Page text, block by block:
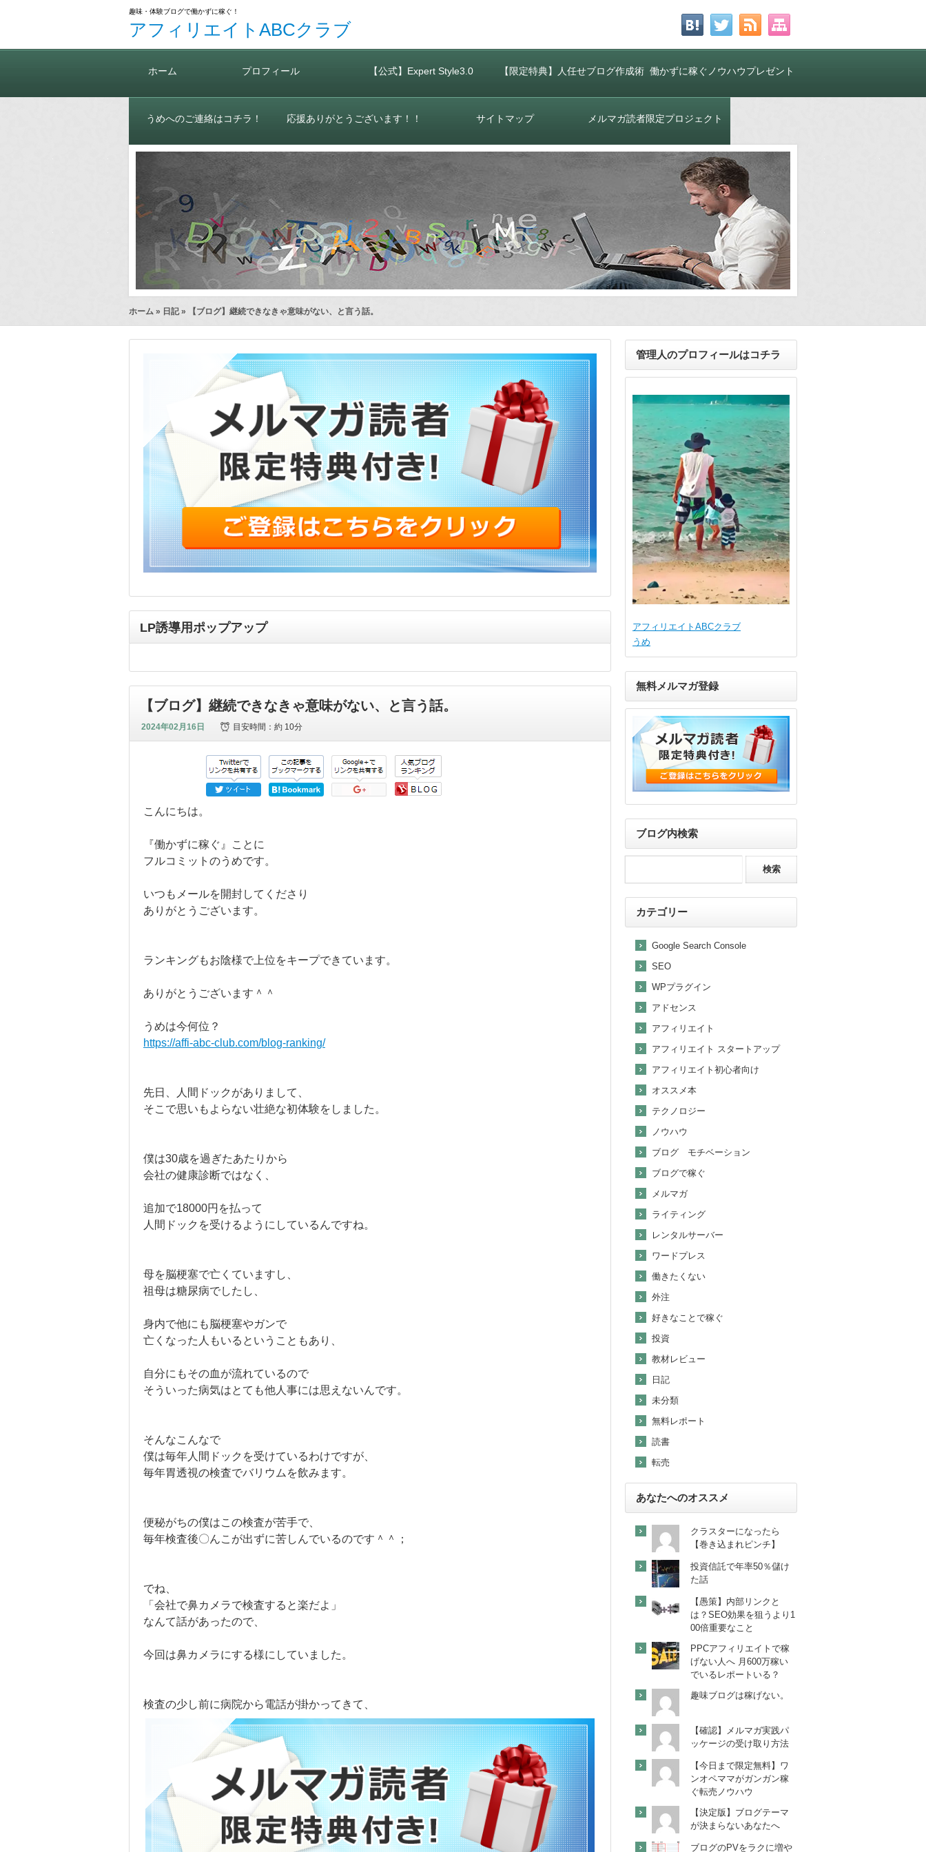
趣味・体験ブログで働かずに稼ぐ！
アフィリエイトABCクラブ
ホーム プロフィール 【公式】Expert Style3.0 【限定特典】人任せブログ作成術 働かずに稼ぐノウハウプレゼント
中！
うめへのご連絡はコチラ！ 応援ありがとうございます！！ サイトマップ メルマガ読者限定プロジェクト
ホーム » 日記» 【ブログ】継続できなきゃ意味がない、と言う話。
LP誘導用ポップアップ
【ブログ】継続できなきゃ意味がない、と言う話。
2024年02月16日 目安時間：約 10分
こんにちは。
『働かずに稼ぐ』ことに
フルコミットのうめです。
いつもメールを開封してくださり
ありがとうございます。
ランキングもお陰様で上位をキープできています。
ありがとうございます＾＾
うめは今何位？
https://affi-abc-club.com/blog-ranking/
先日、人間ドックがありまして、
そこで思いもよらない壮絶な初体験をしました。
僕は30歳を過ぎたあたりから
会社の健康診断ではなく、
追加で18000円を払って
人間ドックを受けるようにしているんですね。
母を脳梗塞で亡くていますし、
祖母は糖尿病でしたし、
身内で他にも脳梗塞やガンで
亡くなった人もいるということもあり、
自分にもその血が流れているので
そういった病気はとても他人事には思えないんです。
そんなこんなで
僕は毎年人間ドックを受けているわけですが、
毎年胃透視の検査でバリウムを飲みます。
便秘がちの僕はこの検査が苦手で、
毎年検査後〇んこが出ずに苦しんでいるのです＾＾；
でね、
「会社で鼻カメラで検査すると楽だよ」
なんて話があったので、
今回は鼻カメラにする様にしていました。
検査の少し前に病院から電話が掛かってきて、
管理人のプロフィールはコチラ
アフィリエイトABCクラブ
うめ
無料メルマガ登録
ブログ内検索
カテゴリー
Google Search Console
SEO
WPプラグイン
アドセンス
アフィリエイト
アフィリエイト スタートアップ
アフィリエイト初心者向け
オススメ本
テクノロジー
ノウハウ
ブログ モチベーション
ブログで稼ぐ
メルマガ
ライティング
レンタルサーバー
ワードプレス
働きたくない
外注
好きなことで稼ぐ
投資
教材レビュー
日記
未分類
無料レポート
読書
転売
あなたへのオススメ
クラスターになったら
【巻き込まれピンチ】
投資信託で年率50％儲け
た話
【愚策】内部リンクと
は？SEO効果を狙うより1
00倍重要なこと
PPCアフィリエイトで稼
げない人へ 月600万稼い
でいるレポートいる？
趣味ブログは稼げない。
【確認】メルマガ実践パ
ッケージの受け取り方法
【今日まで限定無料】ワ
ンオペママがガンガン稼
ぐ転売ノウハウ
【決定版】ブログテーマ
が決まらないあなたへ
ブログのPVをラクに増や